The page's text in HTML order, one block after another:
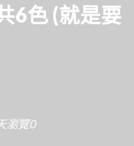
6色 (就是要
瀏覽0